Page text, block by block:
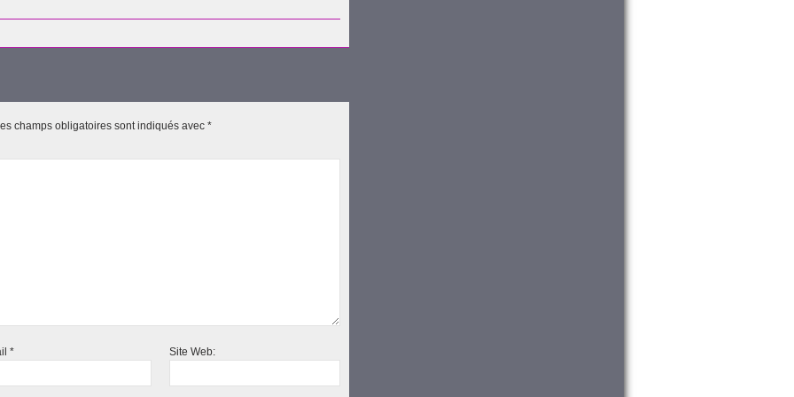
champs obligatoires sont indiqués avec *
* Site Web: